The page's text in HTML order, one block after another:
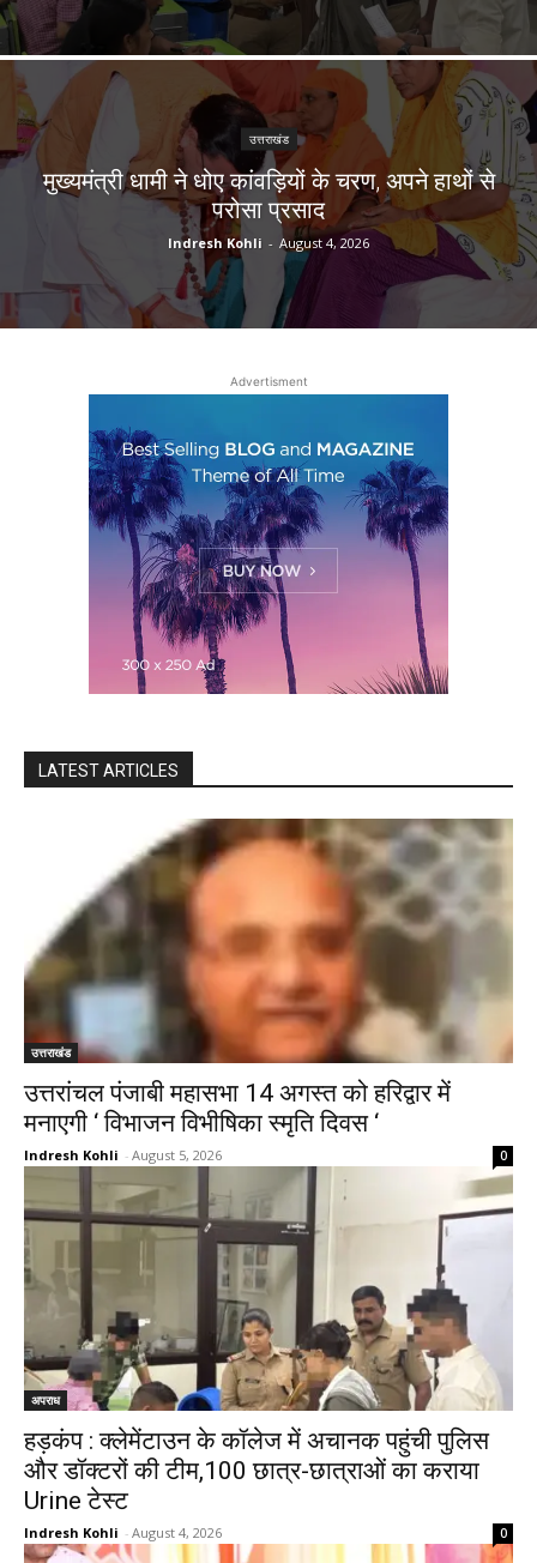
उत्तराखंड
मुख्यमंत्री धामी ने धोए कांवड़ियों के चरण, अपने हाथों से
परोसा प्रसाद
Indresh Kohli - August 4, 2026
Advertisment
LATEST ARTICLES
उत्तराखंड
उत्तरांचल पंजाबी महासभा 14 अगस्त को हरिद्वार में
मनाएगी ‘ विभाजन विभीषिका स्मृति दिवस ‘
Indresh Kohli - August 5, 2026 0
अपराध
हड़कंप : क्लेमेंटाउन के कॉलेज में अचानक पहुंची पुलिस
और डॉक्टरों की टीम,100 छात्र-छात्राओं का कराया
Urine टेस्ट
Indresh Kohli - August 4, 2026 0